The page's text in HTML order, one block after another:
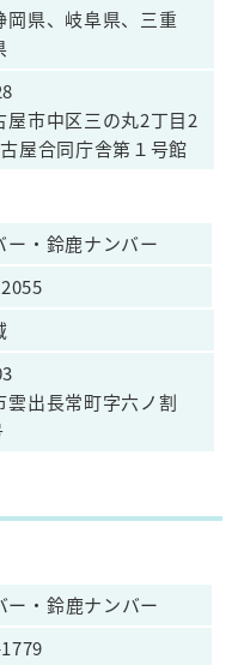
岡県、岐阜県、三重
屋市中区三の丸2丁目2
屋合同庁舎第１号館
ー・鈴鹿ナンバー
雲出長常町字六ノ割
ー・鈴鹿ナンバー